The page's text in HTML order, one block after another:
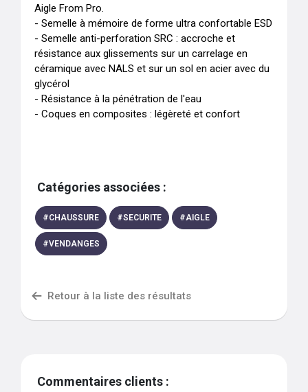
Aigle From Pro.
- Semelle à mémoire de forme ultra confortable ESD
- Semelle anti-perforation SRC : accroche et
résistance aux glissements sur un carrelage en
céramique avec NALS et sur un sol en acier avec du
glycérol
- Résistance à la pénétration de l'eau
- Coques en composites : légèreté et confort
Catégories associées :
#CHAUSSURE #SECURITE #AIGLE
#VENDANGES
Retour à la liste des résultats
Commentaires clients :